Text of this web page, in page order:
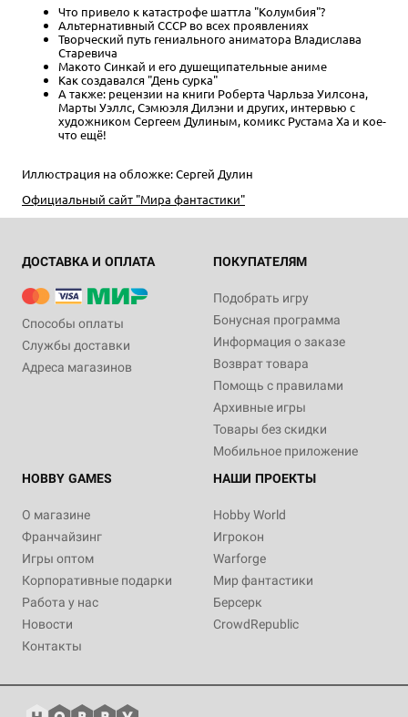
Что привело к катастрофе шаттла "Колумбия"?
Альтернативный СССР во всех проявлениях
Творческий путь гениального аниматора Владислава
Старевича
Макото Синкай и его душещипательные аниме
Как создавался "День сурка"
А также: рецензии на книги Роберта Чарльза Уилсона,
Марты Уэллс, Сэмюэля Дилэни и других, интервью с
художником Сергеем Дулиным, комикс Рустама Ха и кое-
что ещё!
Иллюстрация на обложке: Сергей Дулин
Официальный сайт "Мира фантастики"
ДОСТАВКА И ОПЛАТА
Способы оплаты
Службы доставки
Адреса магазинов
ПОКУПАТЕЛЯМ
Подобрать игру
Бонусная программа
Информация о заказе
Возврат товара
Помощь с правилами
Архивные игры
Товары без скидки
Мобильное приложение
HOBBY GAMES
О магазине
Франчайзинг
Игры оптом
Корпоративные подарки
Работа у нас
Новости
Контакты
НАШИ ПРОЕКТЫ
Hobby World
Игрокон
Warforge
Мир фантастики
Берсерк
CrowdRepublic